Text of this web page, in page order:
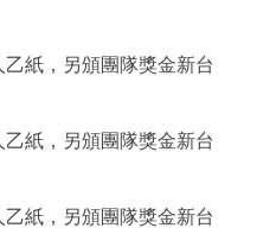
紙，另頒團隊獎金新台
紙，另頒團隊獎金新台
紙，另頒團隊獎金新台